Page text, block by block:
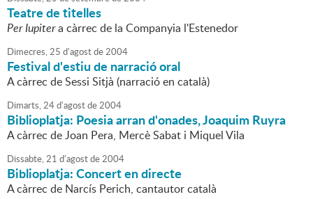
Teatre de titelles
Per Iupitera càrrec de la Companyia l'Estenedor
Dimecres,25 d'agostde2004
Festival d'estiu de narració oral
A càrrec de Sessi Sitjà (narració en català)
Dimarts,24d'agostde2004
Biblioplatja: Poesia arran d'onades, Joaquim Ruyra
A càrrec de Joan Pera, Mercè Sabat i Miquel Vila
Dissabte,21 d'agostde2004
Biblioplatja: Concert en directe
A càrrec de Narcís Perich, cantautor català